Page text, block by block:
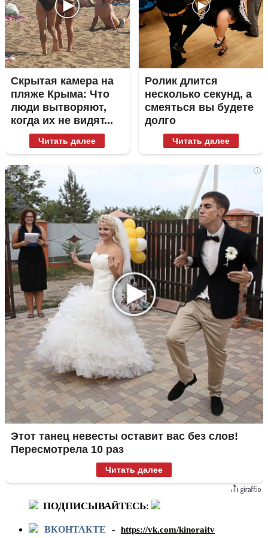
Скрытая камера на
пляже Крыма: Что
люди вытворяют,
когда их не видят...
Читать далее
Ролик длится
несколько секунд, а
смеяться вы будете
долго
Читать далее
i
Этот танец невесты оставит вас без слов!
Пересмотрела 10 раз
Читать далее
ПОДПИСЫВАЙТЕСЬ:
ВКОНТАКТЕ - https://vk.com/kinoraitv